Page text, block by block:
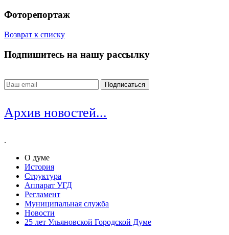
Фоторепортаж
Возврат к списку
Подпишитесь на нашу рассылку
Архив новостей...
.
О думе
История
Структура
Аппарат УГД
Регламент
Муниципальная служба
Новости
25 лет Ульяновской Городской Думе